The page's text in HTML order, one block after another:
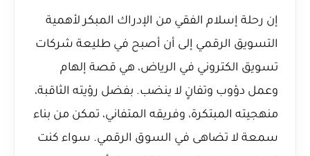
إن رحلة إسلام الفقي من الإدراك المبكر لأهمية
التسويق الرقمي إلى أن أصبح في طليعة شركات
تسويق الكتروني في الرياض، هي قصة إلهام
وعمل دؤوب وتفانٍ لا ينضب. بفضل رؤيته الثاقبة،
منهجيته المبتكرة، وفريقه المتفاني، تمكن من بناء
سمعة لا تضاهى في السوق الرقمي. سواء كنت